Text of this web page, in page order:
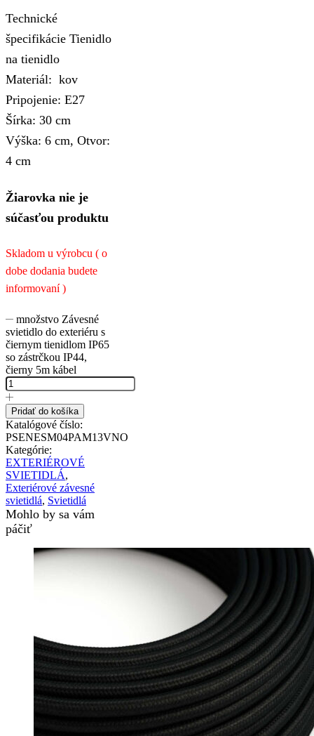
Technické
špecifikácie Tienidlo
na tienidlo
Materiál: kov
Pripojenie: E27
Šírka: 30 cm
Výška: 6 cm, Otvor:
4 cm
Žiarovka nie je
súčasťou produktu
Skladom u výrobcu ( o
dobe dodania budete
informovaní )
množstvo Závesné
svietidlo do exteriéru s
čiernym tienidlom IP65
so zástrčkou IP44,
čierny 5m kábel
Pridať do košíka
Katalógové číslo:
PSENESM04PAM13VNO
Kategórie:
EXTERIÉROVÉ
SVIETIDLÁ,
Exteriérové závesné
svietidlá, Svietidlá
Mohlo by sa vám
páčiť